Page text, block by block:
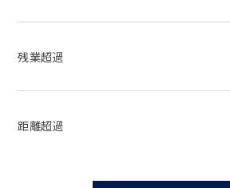
残業超過
距離超過